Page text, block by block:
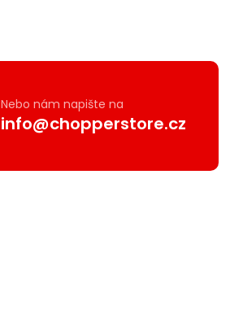
Nebo nám napište na
info@chopperstore.cz